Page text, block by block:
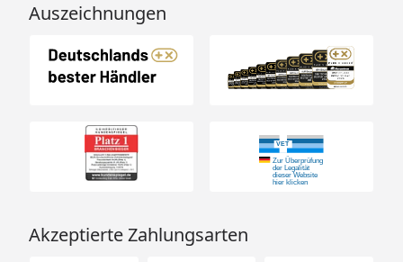
Auszeichnungen
Akzeptierte Zahlungsarten